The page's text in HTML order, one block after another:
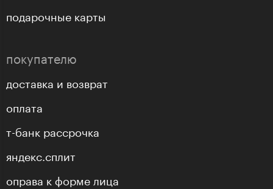
подарочные карты
покупателю
доставка и возврат
оплата
т-банк рассрочка
яндекс.сплит
оправа к форме лица